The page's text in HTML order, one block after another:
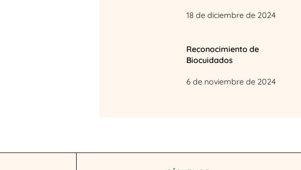
18 de diciembre de 2024
Reconocimiento de
Biocuidados
6 de noviembre de 2024